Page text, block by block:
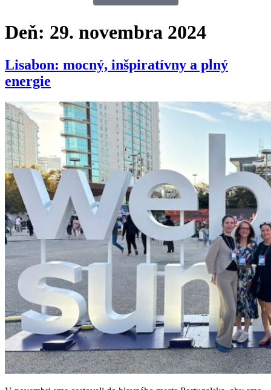
Deň: 29. novembra 2024
Lisabon: mocný, inšpiratívny a plný
energie